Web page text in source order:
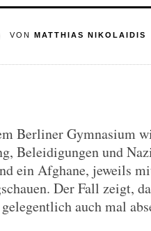
VON MATTHIAS NIKOLAIDIS
Berliner Gymnasium
Beleidigungen und
ein Afghane, jeweils
Der Fall zeigt,
auch mal